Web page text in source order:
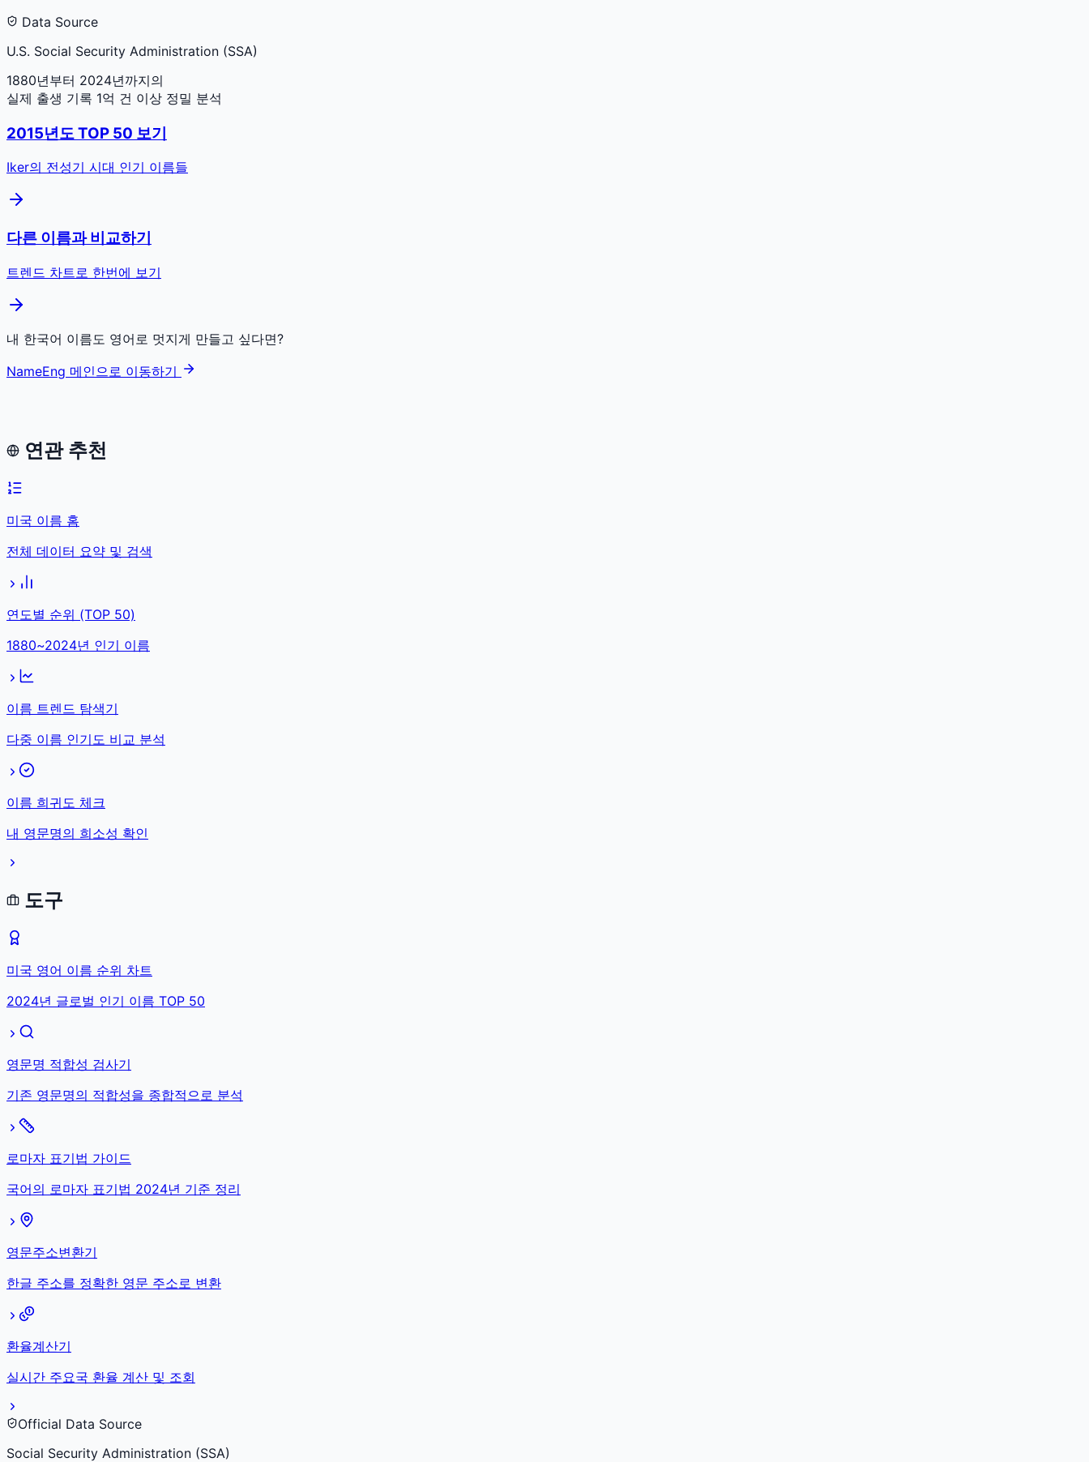
Data Source
U.S. Social Security Administration (SSA)
1880년부터 2024년까지의
실제 출생 기록 1억 건 이상 정밀 분석
2015년도 TOP 50 보기
Iker의 전성기 시대 인기 이름들
다른 이름과 비교하기
트렌드 차트로 한번에 보기
내 한국어 이름도 영어로 멋지게 만들고 싶다면?
NameEng 메인으로 이동하기
연관 추천
미국 이름 홈
전체 데이터 요약 및 검색
연도별 순위 (TOP 50)
1880~2024년 인기 이름
이름 트렌드 탐색기
다중 이름 인기도 비교 분석
이름 희귀도 체크
내 영문명의 희소성 확인
도구
미국 영어 이름 순위 차트
2024년 글로벌 인기 이름 TOP 50
영문명 적합성 검사기
기존 영문명의 적합성을 종합적으로 분석
로마자 표기법 가이드
국어의 로마자 표기법 2024년 기준 정리
영문주소변환기
한글 주소를 정확한 영문 주소로 변환
환율계산기
실시간 주요국 환율 계산 및 조회
Official Data Source
Social Security Administration (SSA)